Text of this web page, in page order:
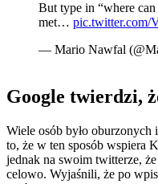
But type in “where
met… pic.twitter.com/
— Mario Nawfal
Google twierdzi,
Wiele osób było oburzonych
to, że w ten sposób wspiera
jednak na swoim twitterze, że
celowo. Wyjaśnili, że po